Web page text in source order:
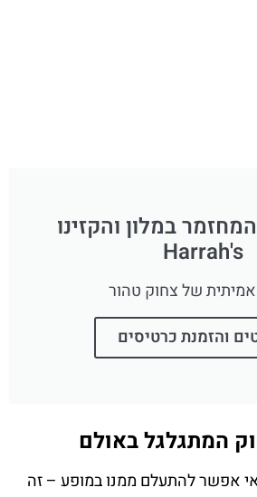
במלון והקזינו
Harrah's
אמיתית של צחוק טהור
והזמנת כרטיסים
המתגלגל באולם
אפשר להתעלם ממנו במופע – זה